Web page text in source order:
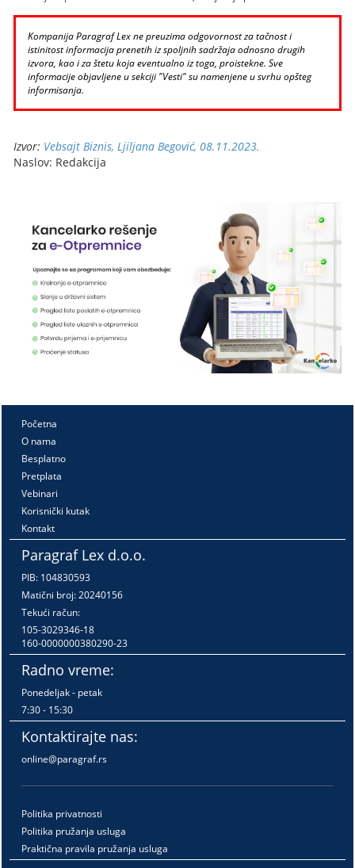
Kompanija Paragraf Lex ne preuzima odgovornost za tačnost i
istinitost informacija prenetih iz spoljnih sadržaja odnosno drugih
izvora, kao i za štetu koja eventualno iz toga, proistekne. Sve
informacije objavljene u sekciji "Vesti" su namenjene u svrhu opšteg
informisanja.
Izvor: Vebsajt Biznis, Ljiljana Begović, 08.11.2023.
Naslov: Redakcija
Početna
O nama
Besplatno
Pretplata
Vebinari
Korisnički kutak
Kontakt
Paragraf Lex d.o.o.
PIB: 104830593
Matični broj: 20240156
Tekući račun:
105-3029346-18
160-0000000380290-23
Radno vreme:
Ponedeljak - petak
7:30 - 15:30
Kontaktirajte nas:
online@paragraf.rs
Politika privatnosti
Politika pružanja usluga
Praktična pravila pružanja usluga